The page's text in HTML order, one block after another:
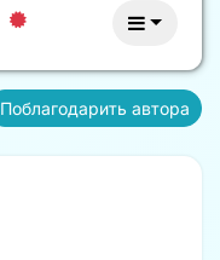
Поблагодарить автора